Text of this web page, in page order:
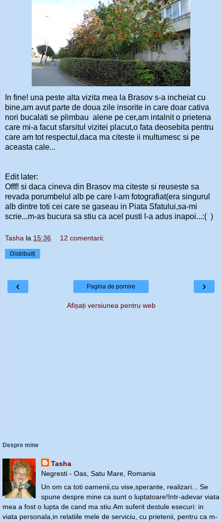
In fine! una peste alta vizita mea la Brasov s-a incheiat cu
bine,am avut parte de doua zile insorite in care doar cativa
nori bucalati se plimbau alene pe cer,am intalnit o prietena
care mi-a facut sfarsitul vizitei placut,o fata deosebita pentru
care am tot respectul,daca ma citeste ii multumesc si pe
aceasta cale...
Edit later:
Offf! si daca cineva din Brasov ma citeste si reuseste sa
revada porumbelul alb pe care l-am fotografiat(era singurul
alb dintre toti cei care se gaseau in Piata Sfatului,sa-mi
scrie...m-as bucura sa stiu ca acel pusti l-a adus inapoi...:( )
Tasha la 15:36 12 comentarii:
Distribuiți
‹ ›
Pagina de pornire
Afișați versiunea pentru web
Despre mine
Tasha
Negresti - Oas, Satu Mare, Romania
Un om ca toti oamenii,cu vise,sperante, realizari... Se
spune despre mine ca sunt o luptatoare!Intr-adevar viata
mea a fost o lupta de cand ma stiu.Am suferit destule esecuri: in
viata personala,in relatiile mele de serviciu, cu prietenii, pentru ca m-